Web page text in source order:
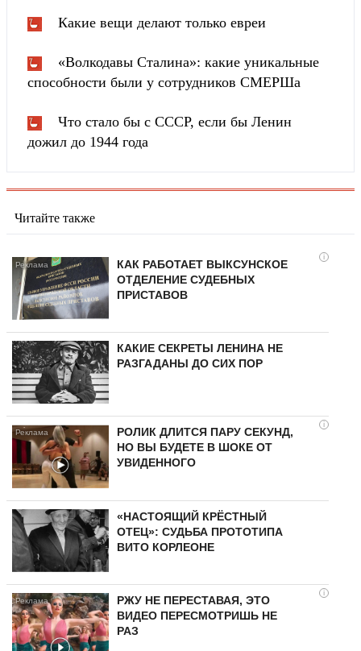
Какие вещи делают только евреи
«Волкодавы Сталина»: какие уникальные
способности были у сотрудников СМЕРШа
Что стало бы с СССР, если бы Ленин
дожил до 1944 года
Читайте также
i
КАК РАБОТАЕТ ВЫКСУНСКОЕ
ОТДЕЛЕНИЕ СУДЕБНЫХ
ПРИСТАВОВ
КАКИЕ СЕКРЕТЫ ЛЕНИНА НЕ
РАЗГАДАНЫ ДО СИХ ПОР
i
РОЛИК ДЛИТСЯ ПАРУ СЕКУНД,
НО ВЫ БУДЕТЕ В ШОКЕ ОТ
УВИДЕННОГО
«НАСТОЯЩИЙ КРЁСТНЫЙ
ОТЕЦ»: СУДЬБА ПРОТОТИПА
ВИТО КОРЛЕОНЕ
i
РЖУ НЕ ПЕРЕСТАВАЯ, ЭТО
ВИДЕО ПЕРЕСМОТРИШЬ НЕ
РАЗ